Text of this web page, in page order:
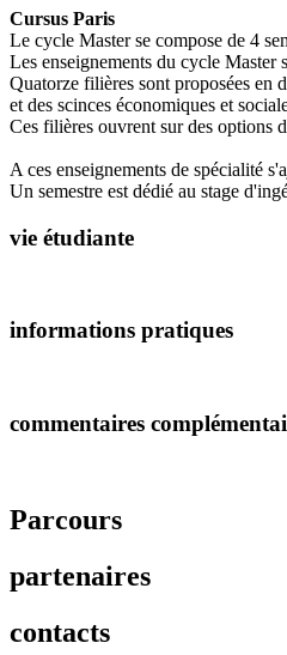
Cursus Paris
Le cycle Master se compose de 4
Les enseignements du cycle Master
Quatorze filières sont proposées en
et des scinces économiques et
Ces filières ouvrent sur des options
A ces enseignements de spécialité
Un semestre est dédié au stage
vie étudiante
informations pratiques
commentaires
Parcours
partenaires
contacts